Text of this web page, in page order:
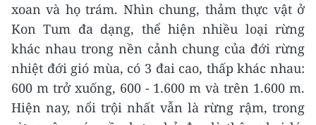
xoan và họ trám. Nhìn chung, thảm thực vật ở
Kon Tum đa dạng, thể hiện nhiều loại rừng
khác nhau trong nền cảnh chung của đới rừng
nhiệt đới gió mùa, có 3 đai cao, thấp khác nhau:
600 m trở xuống, 600 - 1.600 m và trên 1.600 m.
Hiện nay, nổi trội nhất vẫn là rừng rậm, trong